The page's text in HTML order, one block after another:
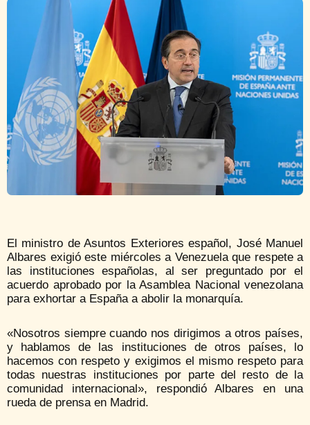
El ministro de Asuntos Exteriores español, José Manuel
Albares exigió este miércoles a Venezuela que respete a
las instituciones españolas, al ser preguntado por el
acuerdo aprobado por la Asamblea Nacional venezolana
para exhortar a España a abolir la monarquía.
«Nosotros siempre cuando nos dirigimos a otros países,
y hablamos de las instituciones de otros países, lo
hacemos con respeto y exigimos el mismo respeto para
todas nuestras instituciones por parte del resto de la
comunidad internacional», respondió Albares en una
rueda de prensa en Madrid.